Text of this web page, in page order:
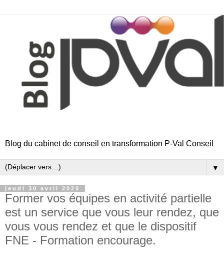
Blog du cabinet de conseil en transformation P-Val Conseil
▼
jeudi 30 avril 2020
Former vos équipes en activité partielle
est un service que vous leur rendez, que
vous vous rendez et que le dispositif
FNE - Formation encourage.